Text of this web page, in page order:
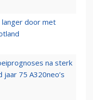
langer door met
na sterk
jaar 75 A320neo’s